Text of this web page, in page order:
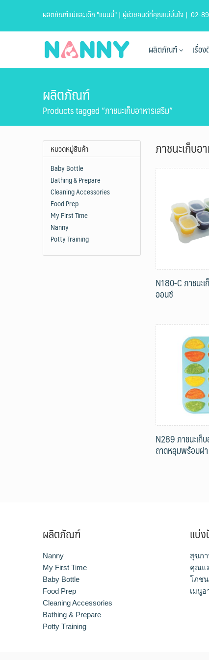
ผลิตภัณฑ์แม่และเด็ก "แนนนี่" | ผู้ช่วยคนดีที่คุณแม่มั่นใจ | 02-
ผลิตภัณฑ์ เรื่อ
ผลิตภัณฑ์
Products tagged “ภาชนะเก็บอาหารเสริม”
ภาชนะเก็บอ
N180-C ภาชนะ
ออนซ์
N289 ภาชนะเก็
ถาดหลุมพร้อมฝา
หมวดหมู่สินค้า
Baby Bottle
Bathing & Prepare
Cleaning Accessories
Food Prep
My First Time
Nanny
Potty Training
ผลิตภัณฑ์
Nanny
My First Time
Baby Bottle
Food Prep
Cleaning Accessories
Bathing & Prepare
Potty Training
แบ่
สุขภ
คุณแ
โภช
เมนูอ